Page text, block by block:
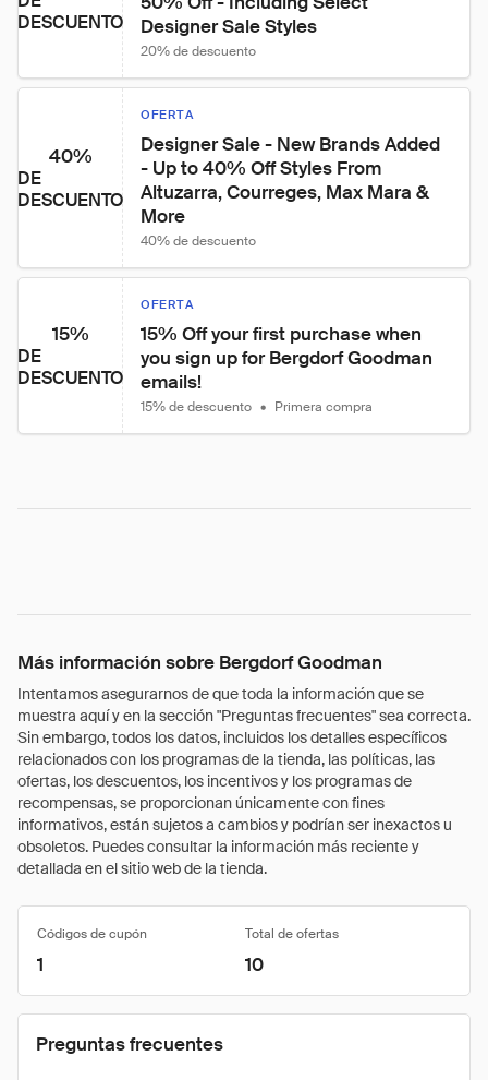
DESCUENTO
Designer Sale Styles
20% de descuento
40%
DE
DESCUENTO
OFERTA
Designer Sale - New Brands Added
- Up to 40% Off Styles From
Altuzarra, Courreges, Max Mara &
More
40% de descuento
15%
DE
DESCUENTO
OFERTA
15% Off your first purchase when
you sign up for Bergdorf Goodman
emails!
15% de descuento • Primera compra
Más información sobre Bergdorf Goodman
Intentamos asegurarnos de que toda la información que se
muestra aquí y en la sección "Preguntas frecuentes" sea correcta.
Sin embargo, todos los datos, incluidos los detalles específicos
relacionados con los programas de la tienda, las políticas, las
ofertas, los descuentos, los incentivos y los programas de
recompensas, se proporcionan únicamente con fines
informativos, están sujetos a cambios y podrían ser inexactos u
obsoletos. Puedes consultar la información más reciente y
detallada en el sitio web de la tienda.
Códigos de cupón Total de ofertas
1 10
Preguntas frecuentes